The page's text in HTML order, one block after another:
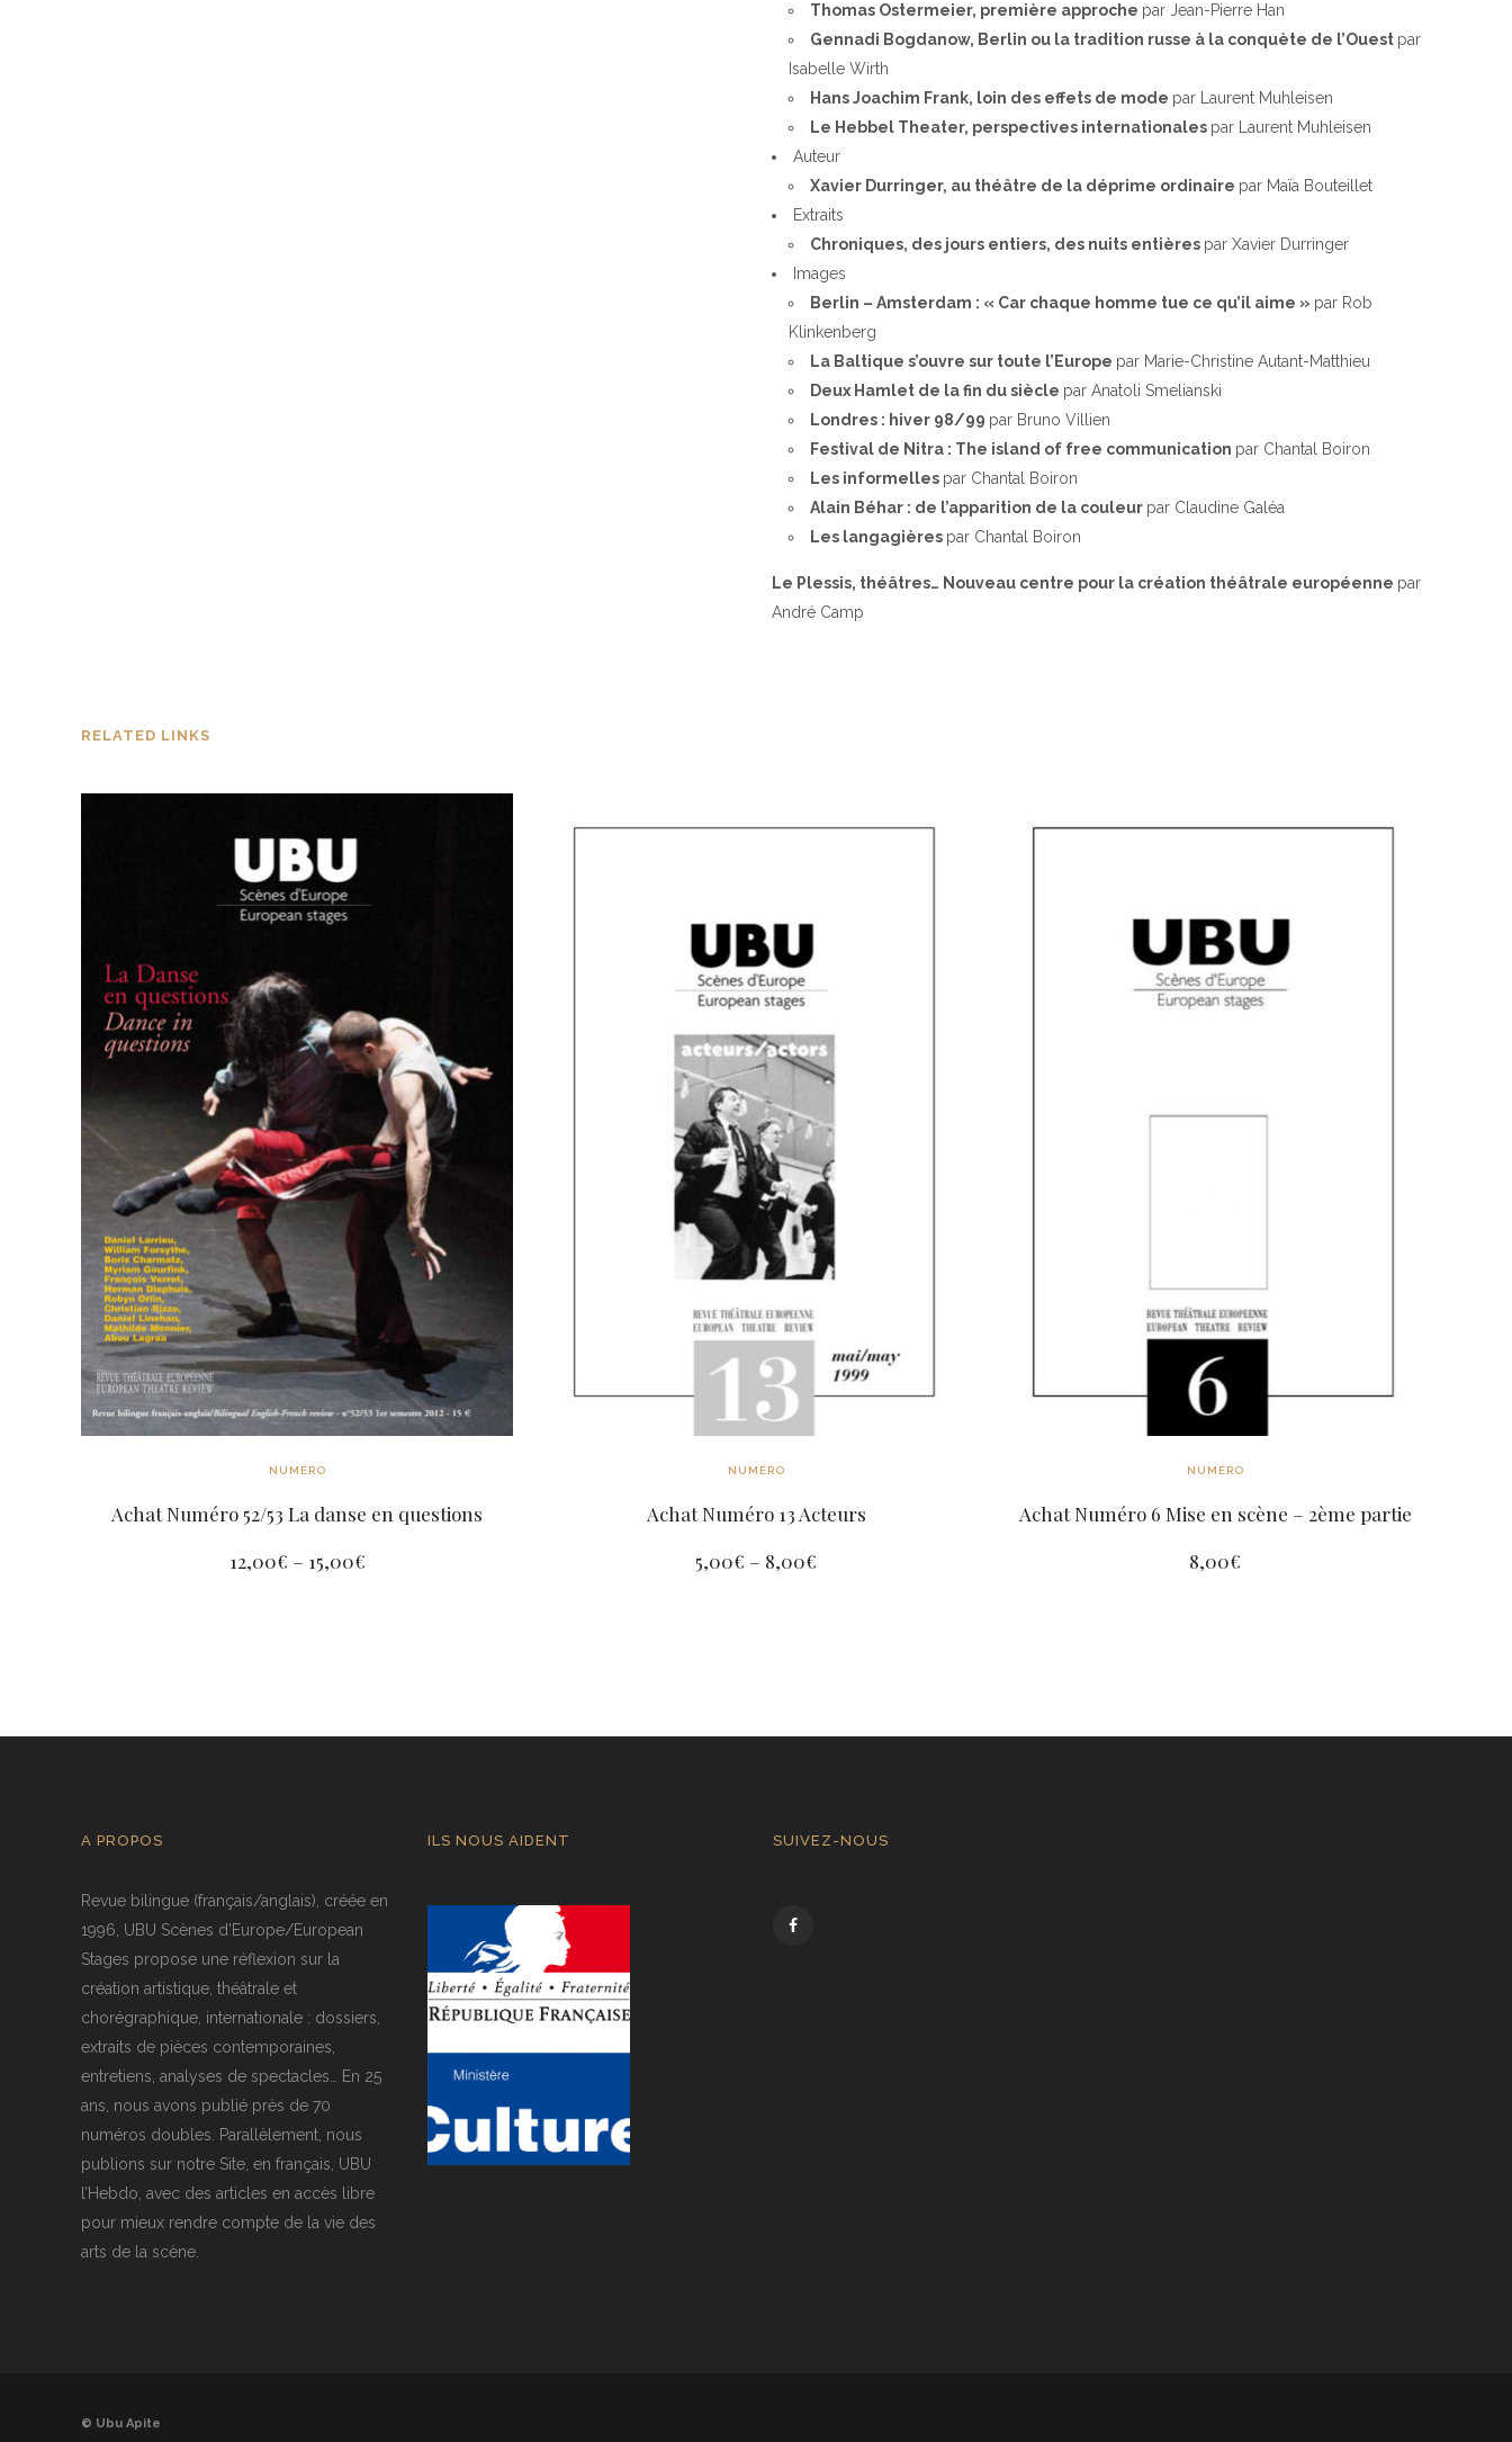
Thomas Ostermeier, première approche par Jean-Pierre Han
Gennadi Bogdanow, Berlin ou la tradition russe à la conquète de l’Ouest par
Isabelle Wirth
Hans Joachim Frank, loin des effets de mode par Laurent Muhleisen
Le Hebbel Theater, perspectives internationales par Laurent Muhleisen
Auteur
Xavier Durringer, au théâtre de la déprime ordinaire par Maïa Bouteillet
Extraits
Chroniques, des jours entiers, des nuits entières par Xavier Durringer
Images
Berlin – Amsterdam : « Car chaque homme tue ce qu’il aime » par Rob
Klinkenberg
La Baltique s’ouvre sur toute l’Europe par Marie-Christine Autant-Matthieu
Deux Hamlet de la fin du siècle par Anatoli Smelianski
Londres : hiver 98/99 par Bruno Villien
Festival de Nitra : The island of free communication par Chantal Boiron
Les informelles par Chantal Boiron
Alain Béhar : de l’apparition de la couleur par Claudine Galéa
Les langagières par Chantal Boiron
Le Plessis, théâtres… Nouveau centre pour la création théâtrale européenne par
André Camp
RELATED LINKS
NUMÉRO
Achat Numéro 52/53 La danse en questions
12,00€ – 15,00€
NUMÉRO
Achat Numéro 13 Acteurs
5,00€ – 8,00€
NUMÉRO
Achat Numéro 6 Mise en scène – 2ème partie
8,00€
A PROPOS
Revue bilingue (français/anglais), créée en
1996, UBU Scènes d’Europe/European
Stages propose une réflexion sur la
création artistique, théâtrale et
chorégraphique, internationale : dossiers,
extraits de pièces contemporaines,
entretiens, analyses de spectacles… En 25
ans, nous avons publié près de 70
numéros doubles. Parallèlement, nous
publions sur notre Site, en français, UBU
l’Hebdo, avec des articles en accès libre
pour mieux rendre compte de la vie des
arts de la scène.
ILS NOUS AIDENT SUIVEZ-NOUS
© Ubu Apite